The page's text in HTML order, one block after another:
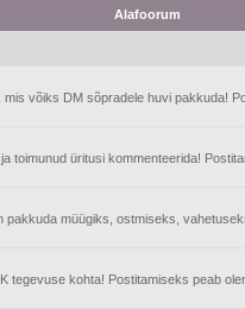
Alafoorum
mis võiks DM sõpradele huvi pakkuda!
toimunud üritusi kommenteerida!
pakkuda müügiks, ostmiseks,
tegevuse kohta! Postitamiseks peab